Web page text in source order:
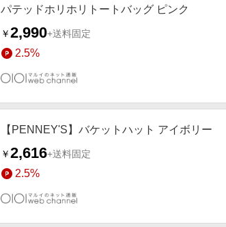
パテッドホリホリトートバッグ ピンク
￥2,990+送料固定
2.5%
【PENNEY'S】バケットハット アイボリー
￥2,616+送料固定
2.5%